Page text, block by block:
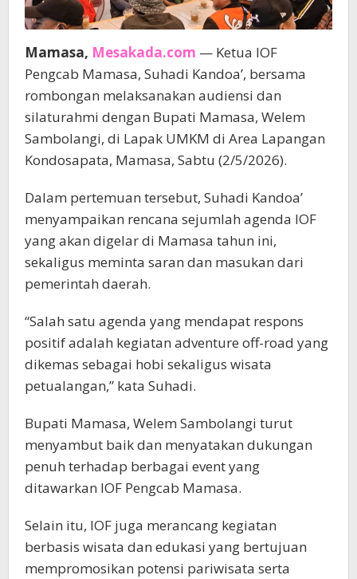
Mamasa, Mesakada.com — Ketua IOF
Pengcab Mamasa, Suhadi Kandoa’, bersama
rombongan melaksanakan audiensi dan
silaturahmi dengan Bupati Mamasa, Welem
Sambolangi, di Lapak UMKM di Area Lapangan
Kondosapata, Mamasa, Sabtu (2/5/2026).
Dalam pertemuan tersebut, Suhadi Kandoa’
menyampaikan rencana sejumlah agenda IOF
yang akan digelar di Mamasa tahun ini,
sekaligus meminta saran dan masukan dari
pemerintah daerah.
“Salah satu agenda yang mendapat respons
positif adalah kegiatan adventure off-road yang
dikemas sebagai hobi sekaligus wisata
petualangan,” kata Suhadi.
Bupati Mamasa, Welem Sambolangi turut
menyambut baik dan menyatakan dukungan
penuh terhadap berbagai event yang
ditawarkan IOF Pengcab Mamasa.
Selain itu, IOF juga merancang kegiatan
berbasis wisata dan edukasi yang bertujuan
mempromosikan potensi pariwisata serta